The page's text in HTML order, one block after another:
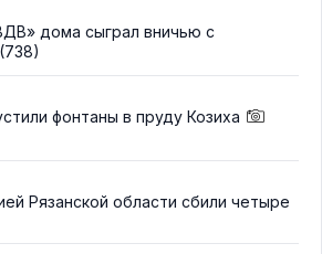
дома сыграл вничью с
(738)
фонтаны в пруду Козиха
Рязанской области сбили четыре